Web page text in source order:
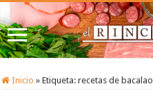
Inicio » Etiqueta:recetas de bacalao